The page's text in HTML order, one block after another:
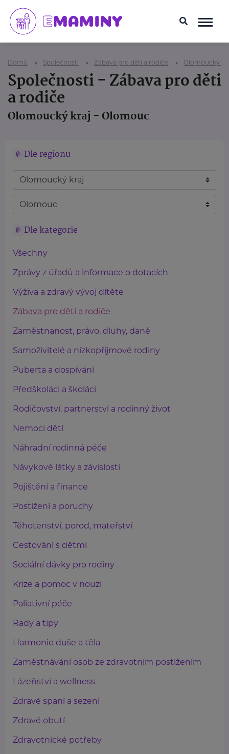
Domů Společnosti Zábava pro děti a rodiče Olomoucký
Společnosti - Zábava pro děti
a rodiče
Olomoucký kraj - Olomouc
Dle regionu
Dle kategorie
Všechny
Zprávy z úřadů a informace o dotacích
Výživa a zdravý vývoj dítěte
Zábava pro děti a rodiče
Zaměstnanost, právo, dluhy, daně
Samoživitelé a nízkopříjmové rodiny
Puberta a dospívání
Předškoláci a školáci
Rodičovství, partnerství a rodinný život
Nemoci dětí
Náhradní rodinná péče
Návykové látky a závislosti
Pojištění a finance
Postižení a poruchy
Těhotenství, porod, mateřství
Cestování s dětmi
Sociální dávky pro rodiny
Krize a pomoc v nouzi
Paliativní péče
Rady a tipy
Harmonie duše a těla
Zaměstnávání osob ze zdravotním postižením
Lázeňství a wellness
Zdravé spaní a sezení
Zdravé obutí
Zdravotnické potřeby